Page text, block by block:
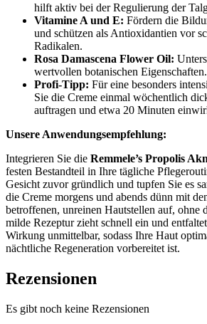
hilft aktiv bei der Regulierung der
Vitamine A und E: Fördern die
und schützen als Antioxidantien vor
Radikalen.
Rosa Damascena Flower Oil:
wertvollen botanischen Eigenschaften.
Profi-Tipp: Für eine besonders
Sie die Creme einmal wöchentlich
auftragen und etwa 20 Minuten
Unsere Anwendungsempfehlung:
Integrieren Sie die Remmele’s Propolis
festen Bestandteil in Ihre tägliche
Gesicht zuvor gründlich und tupfen Sie es
die Creme morgens und abends dünn mit
betroffenen, unreinen Hautstellen auf, ohne
milde Rezeptur zieht schnell ein und
Wirkung unmittelbar, sodass Ihre Haut
nächtliche Regeneration vorbereitet ist.
Rezensionen
Es gibt noch keine Rezensionen